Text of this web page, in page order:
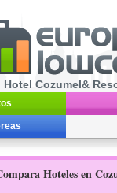
Hotel Cozumel&
Hoteles en